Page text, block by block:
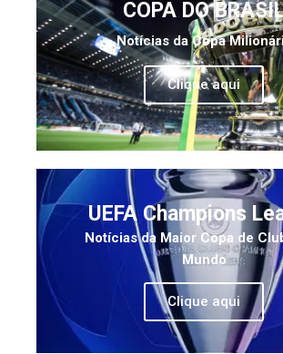
COPA DO
Notícias da Copa
Clique aqui
UEFA Champions
Notícias da Maior Copa de
Mundo
Clique aqui